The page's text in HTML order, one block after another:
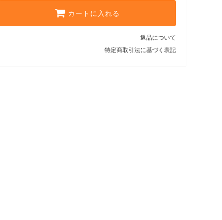
カートに入れる
返品について
特定商取引法に基づく表記